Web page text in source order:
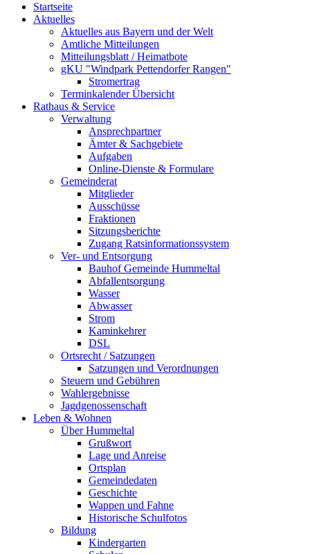
Startseite
Aktuelles
Aktuelles aus Bayern und der Welt
Amtliche Mitteilungen
Mitteilungsblatt / Heimatbote
gKU "Windpark Pettendorfer Rangen"
Stromertrag
Terminkalender Übersicht
Rathaus & Service
Verwaltung
Ansprechpartner
Ämter & Sachgebiete
Aufgaben
Online-Dienste & Formulare
Gemeinderat
Mitglieder
Ausschüsse
Fraktionen
Sitzungsberichte
Zugang Ratsinformationssystem
Ver- und Entsorgung
Bauhof Gemeinde Hummeltal
Abfallentsorgung
Wasser
Abwasser
Strom
Kaminkehrer
DSL
Ortsrecht / Satzungen
Satzungen und Verordnungen
Steuern und Gebühren
Wahlergebnisse
Jagdgenossenschaft
Leben & Wohnen
Über Hummeltal
Grußwort
Lage und Anreise
Ortsplan
Gemeindedaten
Geschichte
Wappen und Fahne
Historische Schulfotos
Bildung
Kindergarten